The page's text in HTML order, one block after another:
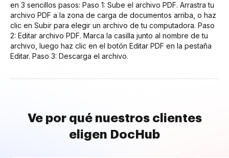
en 3 sencillos pasos: Paso 1: Sube el archivo PDF. Arrastra tu
archivo PDF a la zona de carga de documentos arriba, o haz
clic en Subir para elegir un archivo de tu computadora. Paso
2: Editar archivo PDF. Marca la casilla junto al nombre de tu
archivo, luego haz clic en el botón Editar PDF en la pestaña
Editar. Paso 3: Descarga el archivo.
Ve por qué nuestros clientes
eligen DocHub